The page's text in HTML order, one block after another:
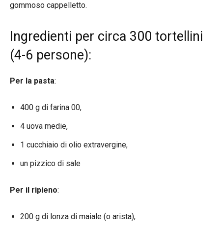
gommoso cappelletto.
Ingredienti per circa 300 tortellini
(4-6 persone):
Per la pasta:
400 g di farina 00,
4 uova medie,
1 cucchiaio di olio extravergine,
un pizzico di sale
Per il ripieno:
200 g di lonza di maiale (o arista),